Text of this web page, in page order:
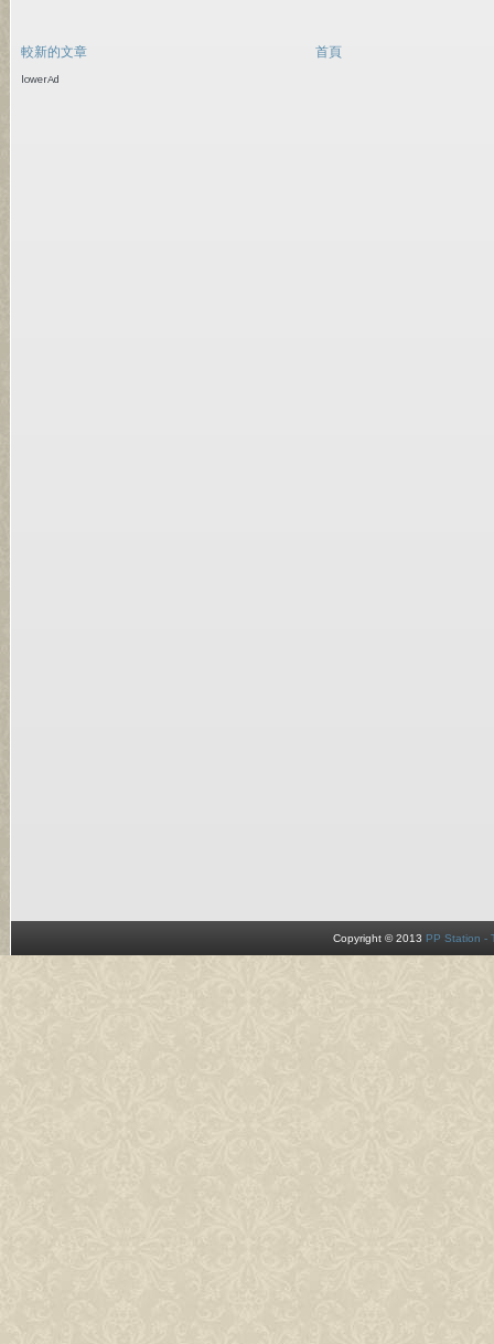
較新的文章 首頁
lowerAd
Copyright © 2013 PP Station -